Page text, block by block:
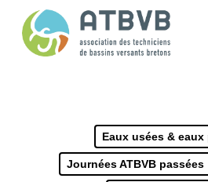
Eaux usées &
Journées ATBVB passées
Panneau de gestion des cookies